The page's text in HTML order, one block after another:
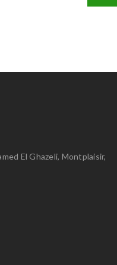
El Ghazeli, Montplaisir,